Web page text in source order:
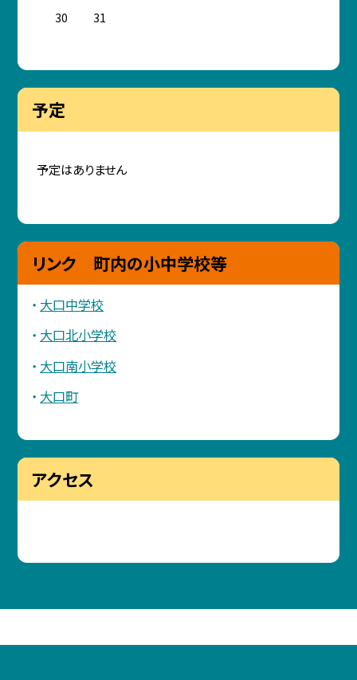
30
31
予定
予定はありません
リンク 町内の小中学校等
大口中学校
大口北小学校
大口南小学校
大口町
アクセス